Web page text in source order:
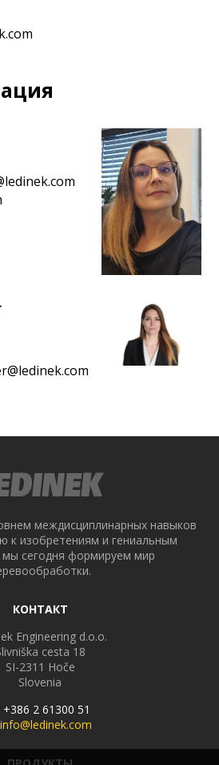
междисциплинарных навыков
к изобретениям и гениальным
мы сегодня формируем мир
КОНТАКТ
Engineering d.o.o.
cesta 18
SI-2311 Hoče
Slovenia
+386 2 61300 51